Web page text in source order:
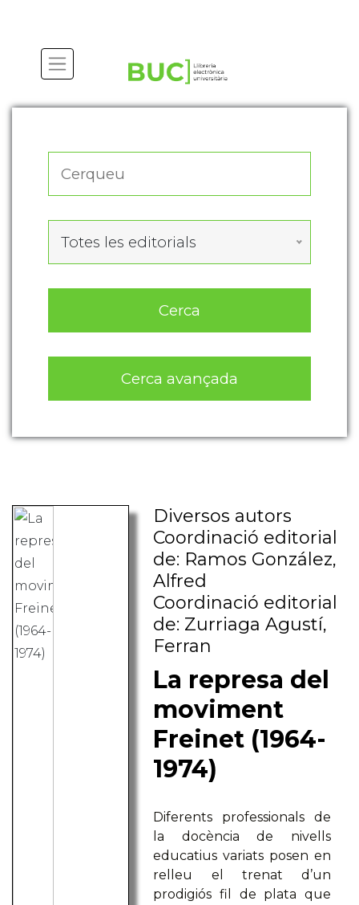
Totes les editorials
Cerca
Cerca avançada
Diversos autors
Coordinació editorial
de: Ramos González,
Alfred
Coordinació editorial
de: Zurriaga Agustí,
Ferran
La represa del
moviment
Freinet (1964-
1974)
Diferents professionals de
la docència de nivells
educatius variats posen en
relleu el trenat d’un
prodigiós fil de plata que